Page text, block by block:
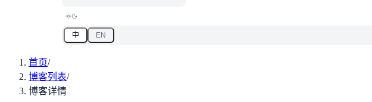
中 EN
首页/
博客列表/
博客详情